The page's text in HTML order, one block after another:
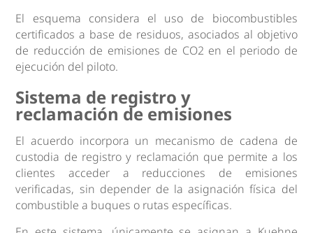
El esquema considera el uso de biocombustibles
certificados a base de residuos, asociados al objetivo
de reducción de emisiones de CO2 en el periodo de
ejecución del piloto.
Sistema de registro y
reclamación de emisiones
El acuerdo incorpora un mecanismo de cadena de
custodia de registro y reclamación que permite a los
clientes acceder a reducciones de emisiones
verificadas, sin depender de la asignación física del
combustible a buques o rutas específicas.